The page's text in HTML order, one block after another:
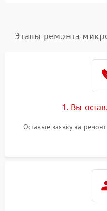
Не работают сенсорные
Этапы ремонта
1. Вы
Оставьте заявку на